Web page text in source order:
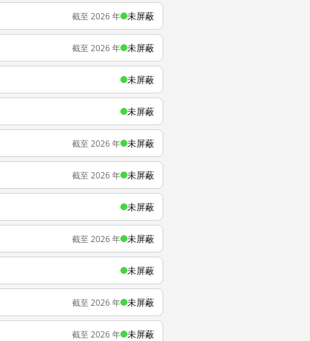
截至 2026 年 未屏蔽
截至 2026 年 未屏蔽
未屏蔽
未屏蔽
截至 2026 年 未屏蔽
截至 2026 年 未屏蔽
未屏蔽
截至 2026 年 未屏蔽
未屏蔽
截至 2026 年 未屏蔽
截至 2026 年 未屏蔽